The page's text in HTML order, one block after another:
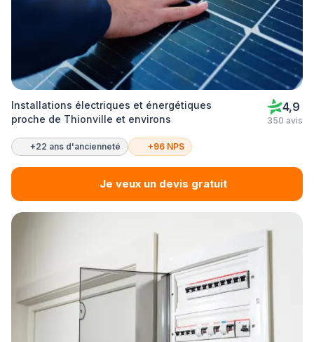
Installations électriques et énergétiques
proche de Thionville et environs
4,9
350 avis
+22 ans d'ancienneté +96 NPS
Je veux un devis gratuit